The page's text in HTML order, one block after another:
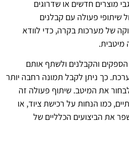
מוצרים חדשים או שדרוגים
שיתופי פעולה עם קבלנים
של מערכות בקרה, כדי לוודא
והקבלנים ולשתף אותם
כך ניתן לקבל תמונה רחבה יותר
את המיטב. שיתוף פעולה זה
כמו הנחות על רכישת ציוד, או
את הביצועים הכלליים של